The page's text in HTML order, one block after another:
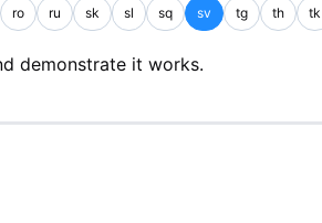
ro ru sk sl sq sv tg th tk
demonstrate it works.